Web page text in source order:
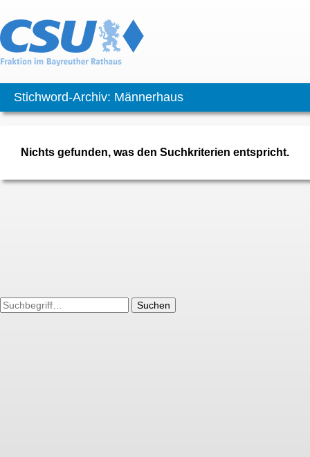
Stichword-Archiv: Männerhaus
Nichts gefunden, was den Suchkriterien entspricht.
Suchen